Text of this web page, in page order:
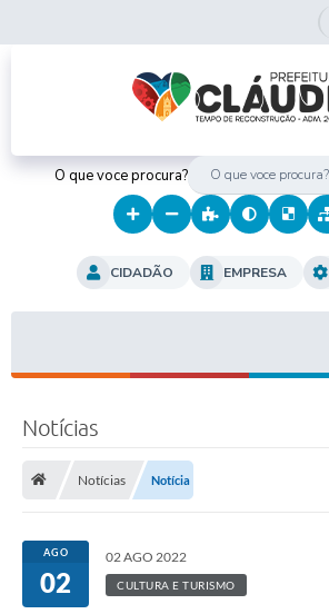
O que voce procura?
CIDADÃO EMPRESA
Notícias
Notícias Notícia
AGO
02
02 AGO 2022
CULTURA E TURISMO